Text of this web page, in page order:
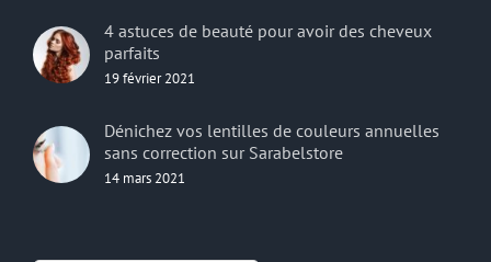
4 astuces de beauté pour avoir des cheveux
parfaits
19 février 2021
Dénichez vos lentilles de couleurs annuelles
sans correction sur Sarabelstore
14 mars 2021